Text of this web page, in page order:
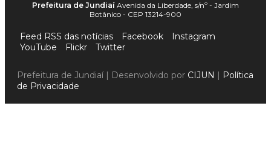
Prefeitura de Jundiaí Avenida da Liberdade, s/nº - Jardim
Botânico - CEP 13214-900
Feed RSS das notícias Facebook
Instagram
YouTube
Flickr Twitter
Prefeitura de Jundiaí | Desenvolvido por CIJUN
Política
de Privacidade